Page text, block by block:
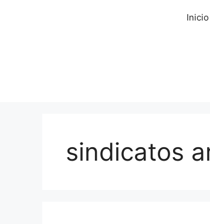
Inicio
sindicatos